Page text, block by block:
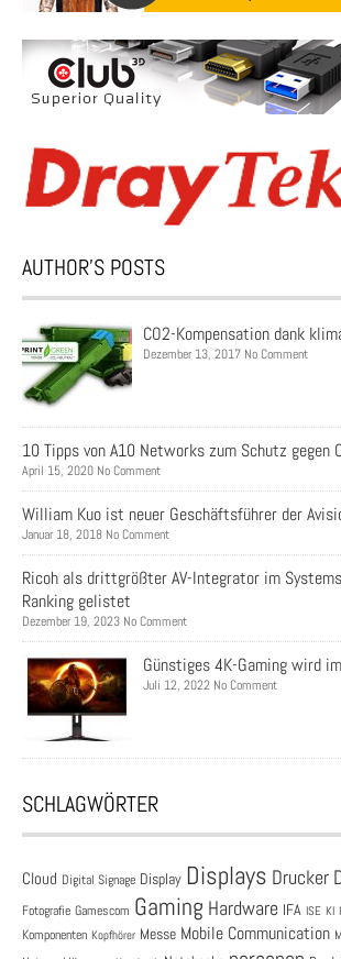
AUTHOR’S POSTS
CO2-Kompensation dank
Dezember 13, 2017 No Comment
10 Tipps von A10 Networks zum Schutz gegen
April 15, 2020 No Comment
William Kuo ist neuer Geschäftsführer der
Januar 18, 2018 No Comment
Ricoh als drittgrößter AV-Integrator im
Ranking gelistet
Dezember 19, 2023 No Comment
Günstiges 4K-Gaming wird
Juli 12, 2022 No Comment
SCHLAGWÖRTER
Cloud Digital Signage Display Displays Drucker
Fotografie Gamescom Gaming Hardware IFA ISE KI
Komponenten Kopfhörer Messe Mobile Communication